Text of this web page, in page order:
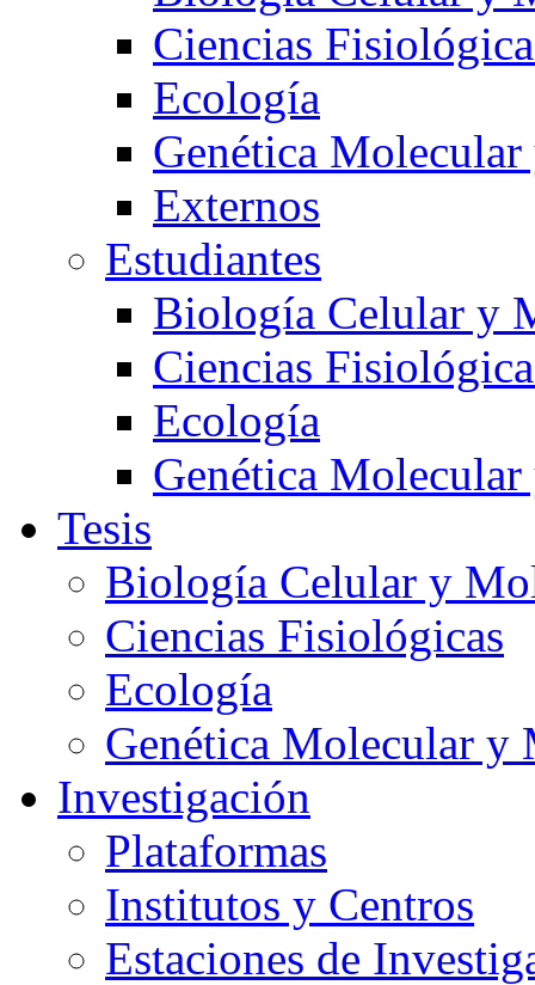
Ciencias
Ecología
Genética
Externos
Estudiantes
Biología Celular y
Ciencias
Ecología
Genética
Tesis
Biología Celular y
Ciencias Fisiológicas
Ecología
Genética Molecular
Investigación
Plataformas
Institutos y Centros
Estaciones de